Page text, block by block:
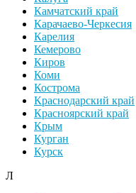
Камчатский край
Карачаево-Черкесия
Карелия
Кемерово
Киров
Коми
Кострома
Краснодарский край
Красноярский край
Крым
Курган
Курск
Л